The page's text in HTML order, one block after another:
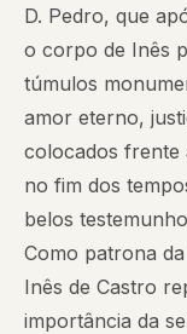
D. Pedro, que
o corpo de Inês
túmulos
amor eterno,
colocados frente
no fim dos
belos
Como patrona
Inês de Castro
importância da